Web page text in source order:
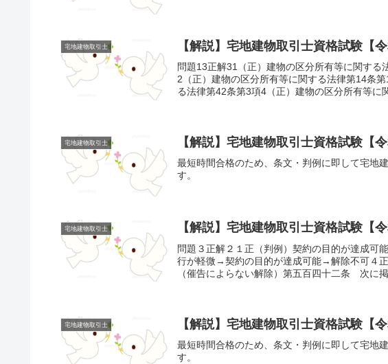
宅地建物取引士 【解説】宅地建物取引士資格試験【
問題13正解31（正）建物の区分所有等に関す
2（正）建物の区分所有等に関する法律第14条
る法律第42条第3項4（正）建物の区分所有等に
宅地建物取引士 【解説】宅地建物取引士資格試験【
最短時間合格のため、条文・判例に即して宅地
す。
宅地建物取引士 【解説】宅地建物取引士資格試験【
問題３正解２１正（判例）契約の目的が達成可
行が軽微→契約の目的が達成可能→解除不可４
（催告によらない解除）第五百四十二条 次に
宅地建物取引士 【解説】宅地建物取引士資格試験【
最短時間合格のため、条文・判例に即して宅地
す。